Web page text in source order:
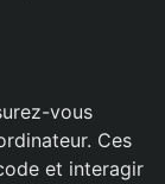
vous
Ces
et interagir